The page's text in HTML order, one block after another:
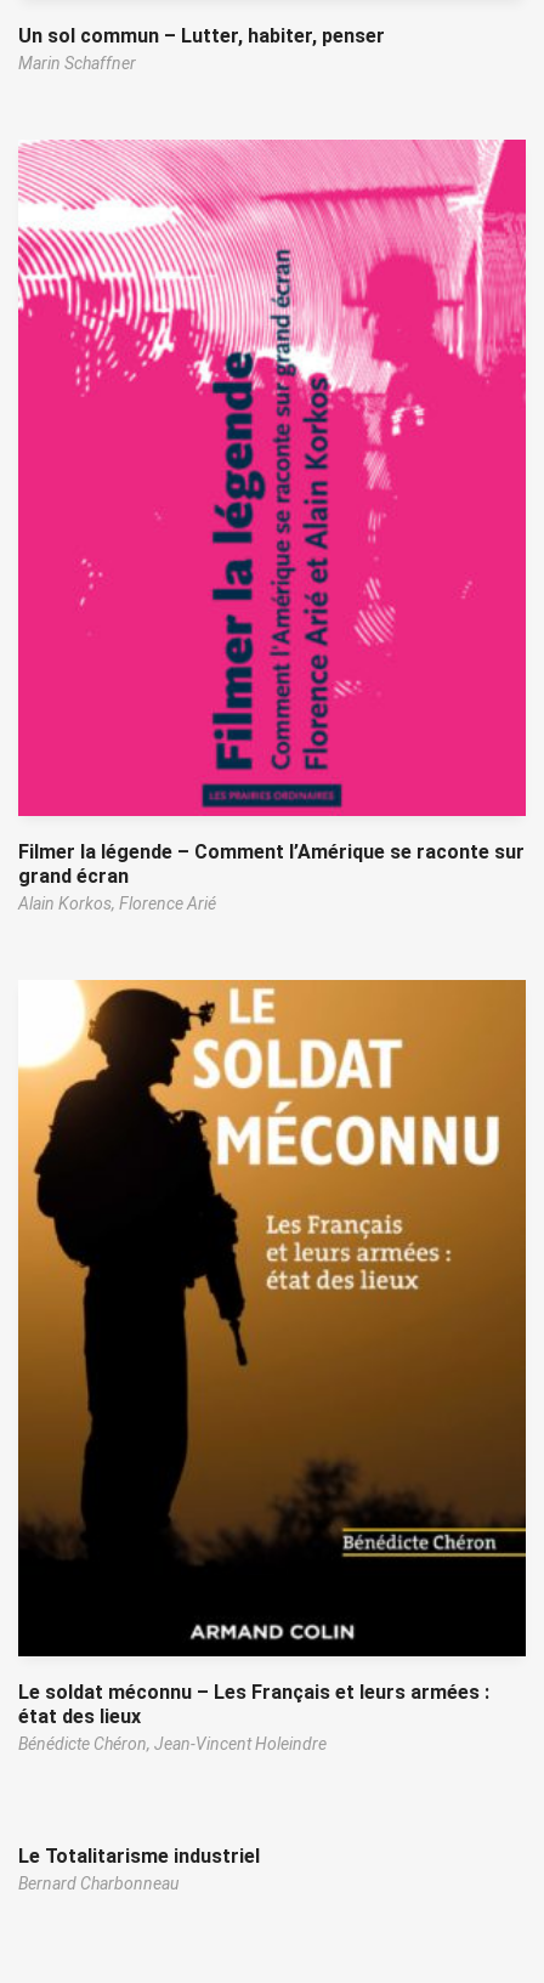
Un sol commun – Lutter, habiter, penser
Marin Schaffner
Filmer la légende – Comment l’Amérique se raconte sur
grand écran
Alain Korkos, Florence Arié
Le soldat méconnu – Les Français et leurs armées :
état des lieux
Bénédicte Chéron, Jean-Vincent Holeindre
Le Totalitarisme industriel
Bernard Charbonneau